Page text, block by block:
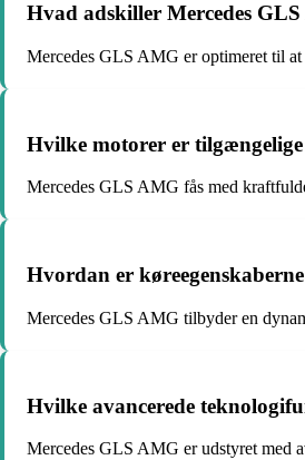
Hvad adskiller Mercedes
Mercedes GLS AMG er optimeret til
Hvilke motorer er
Mercedes GLS AMG fås med
Hvordan er
Mercedes GLS AMG tilbyder en
Hvilke avancerede
Mercedes GLS AMG er udstyret med